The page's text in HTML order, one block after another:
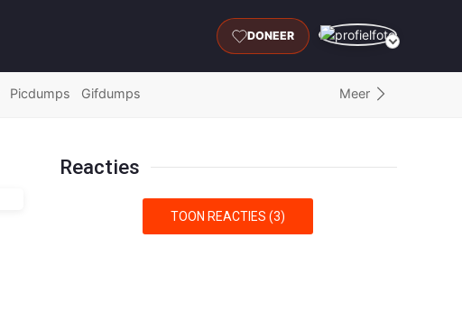
DONEER
Picdumps Gifdumps Meer
Reacties
TOON REACTIES (3)